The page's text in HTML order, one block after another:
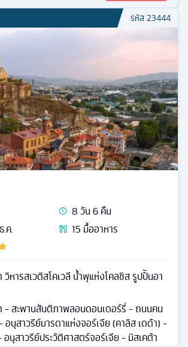
รหัส23444
8วัน6คืน
.ค.
15 มื้ออาหาร
วิหารสเวติสโคเวลี น้ำพุแห่งโคลชิส รูปป้ันอา
- สะพานสันติภาพลอนดอนเดอร์รี่ - ถนนคน
อนุสาวรีย์มารดาแห่งจอร์เจีย (คาลิส เดด้า) -
นุสาวรีย์ประวัติศาสตร์จอร์เจีย - มิสเคต้า